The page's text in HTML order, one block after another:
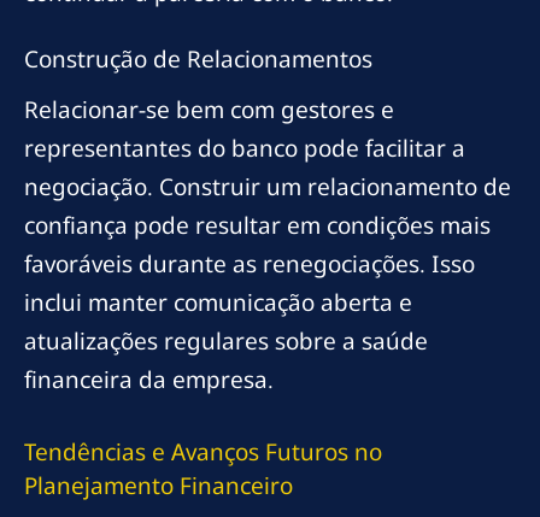
Construção de Relacionamentos
Relacionar-se bem com gestores e
representantes do banco pode facilitar a
negociação. Construir um relacionamento de
confiança pode resultar em condições mais
favoráveis durante as renegociações. Isso
inclui manter comunicação aberta e
atualizações regulares sobre a saúde
financeira da empresa.
Tendências e Avanços Futuros no
Planejamento Financeiro